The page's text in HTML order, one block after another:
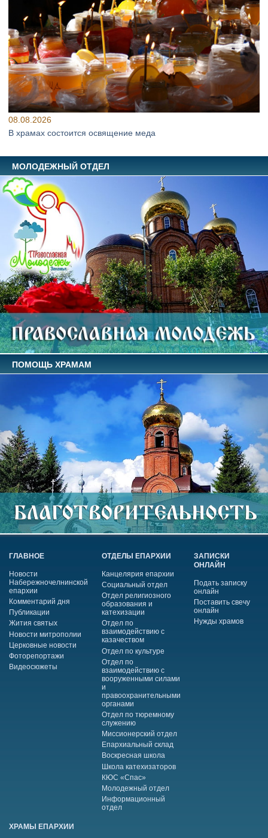
08.08.2026
В храмах состоится освящение меда
МОЛОДЕЖНЫЙ ОТДЕЛ
ПОМОЩЬ ХРАМАМ
ГЛАВНОЕ
Новости
Набережночелнинской
епархии
Комментарий дня
Публикации
Жития святых
Новости митрополии
Церковные новости
Фоторепортажи
Видеосюжеты
ОТДЕЛЫ ЕПАРХИИ
Канцелярия епархии
Социальный отдел
Отдел религиозного
образования и
катехизации
Отдел по
взаимодействию с
казачеством
Отдел по культуре
Отдел по
взаимодействию с
вооруженными силами
и
правоохранительными
органами
Отдел по тюремному
служению
Миссионерский отдел
Епархиальный склад
Воскресная школа
Школа катехизаторов
КЮС «Спас»
Молодежный отдел
Информационный
отдел
ЗАПИСКИ
ОНЛАЙН
Подать записку
онлайн
Поставить свечу
онлайн
Нужды храмов
ХРАМЫ ЕПАРХИИ